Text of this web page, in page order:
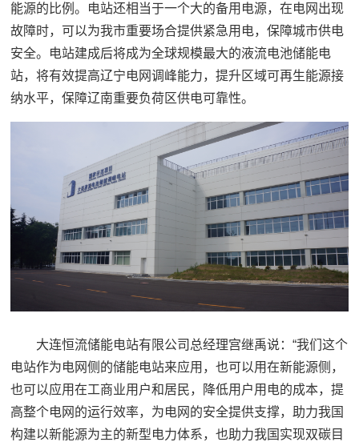
能源的比例。电站还相当于一个大的备用电源，在电网出现
故障时，可以为我市重要场合提供紧急用电，保障城市供电
安全。电站建成后将成为全球规模最大的液流电池储能电
站，将有效提高辽宁电网调峰能力，提升区域可再生能源接
纳水平，保障辽南重要负荷区供电可靠性。
大连恒流储能电站有限公司总经理宫继禹说：“我们这个
电站作为电网侧的储能电站来应用，也可以用在新能源侧，
也可以应用在工商业用户和居民，降低用户用电的成本，提
高整个电网的运行效率，为电网的安全提供支撑，助力我国
构建以新能源为主的新型电力体系，也助力我国实现双碳目